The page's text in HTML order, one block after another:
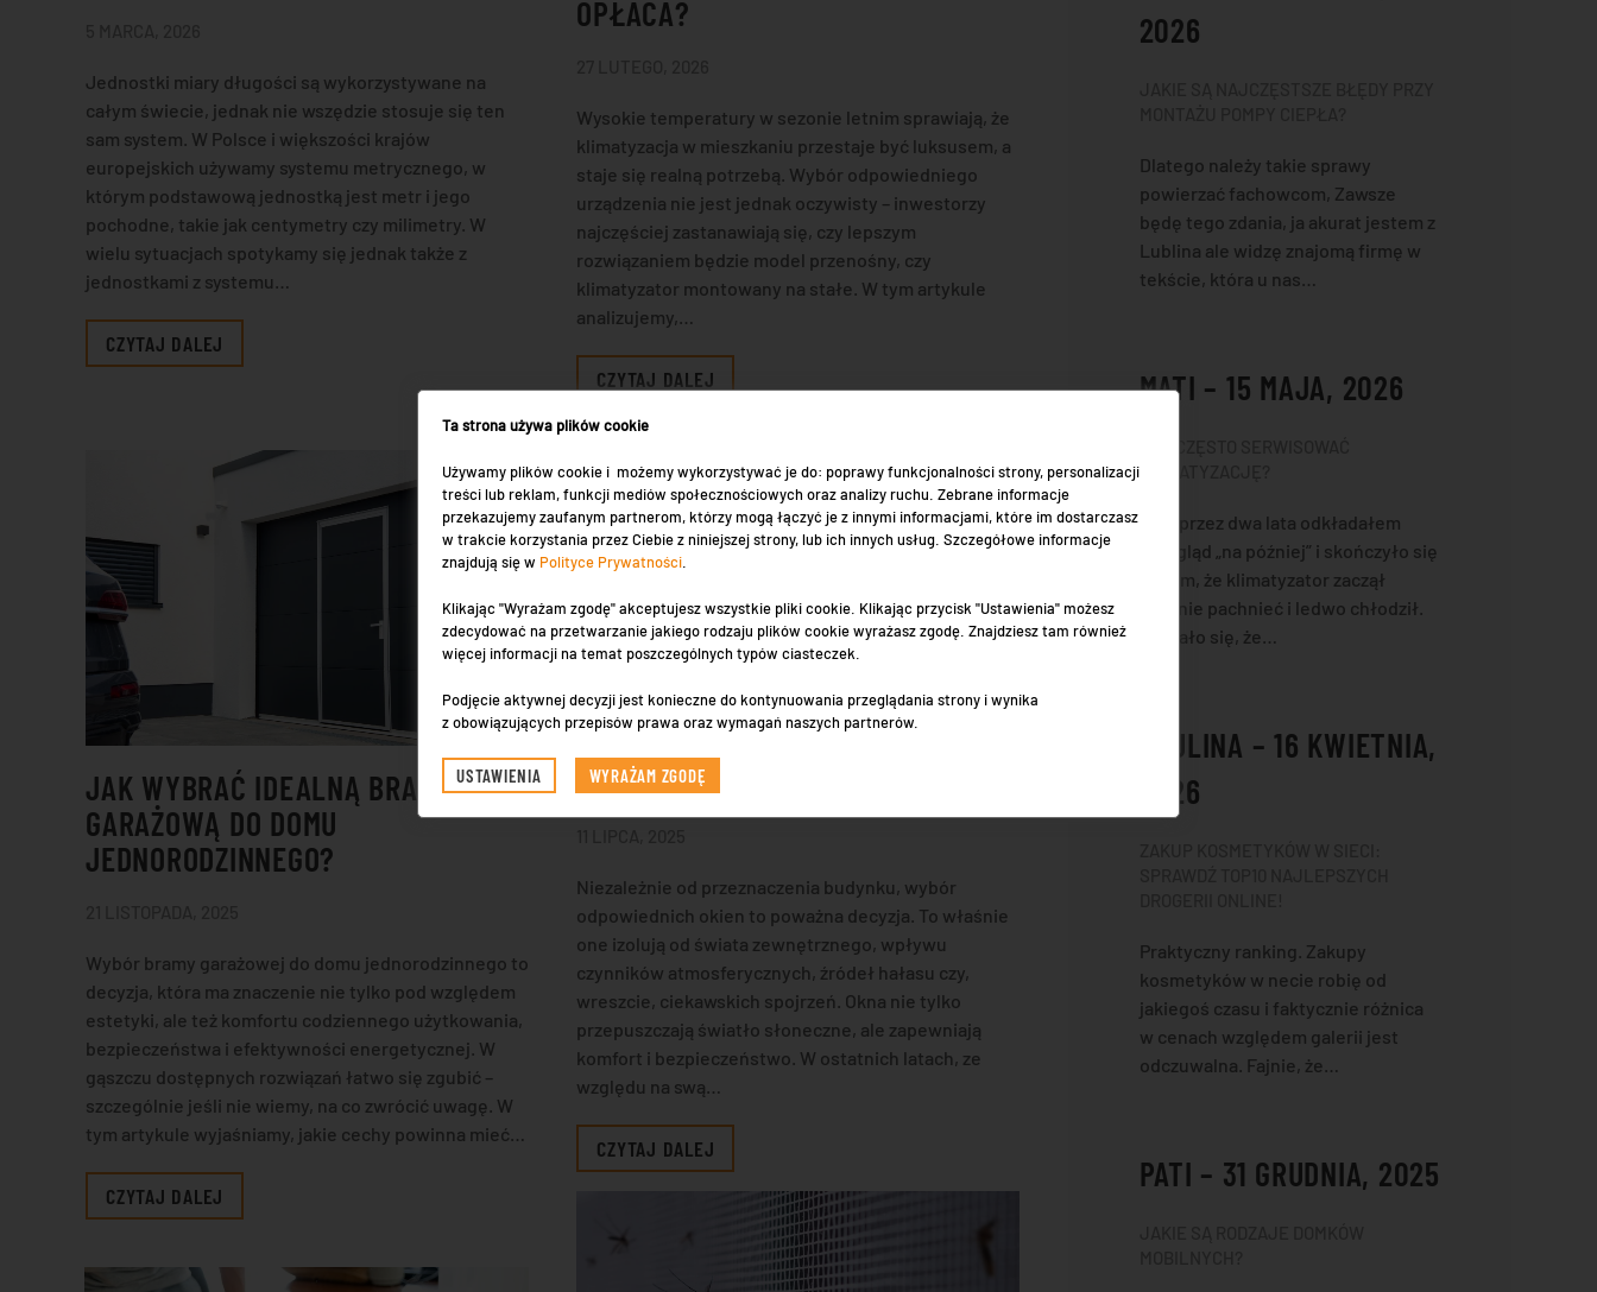
Jednostki miary długości są wykorzystywane na
całym świecie, jednak nie wszędzie stosuje się ten
sam system. W Polsce i większości krajów
europejskich używamy systemu metrycznego, w
którym podstawową jednostką jest metr i jego
pochodne, takie jak centymetry czy milimetry. W
wielu sytuacjach spotykamy się jednak także z
jednostkami z systemu…
CZYTAJ DALEJ
OPŁACA?
Wysokie temperatury w sezonie letnim sprawiają, że
klimatyzacja w mieszkaniu przestaje być luksusem, a
staje się realną potrzebą. Wybór odpowiedniego
urządzenia nie jest jednak oczywisty – inwestorzy
najczęściej zastanawiają się, czy lepszym
rozwiązaniem będzie model przenośny, czy
klimatyzator montowany na stałe. W tym artykule
analizujemy,…
CZYTAJ DALEJ
JAK WYBRAĆ IDEALNĄ BRAMĘ
GARAŻOWĄ DO DOMU
JEDNORODZINNEGO?
Wybór bramy garażowej do domu jednorodzinnego to
decyzja, która ma znaczenie nie tylko pod względem
estetyki, ale też komfortu codziennego użytkowania,
bezpieczeństwa i efektywności energetycznej. W
gąszczu dostępnych rozwiązań łatwo się zgubić –
szczególnie jeśli nie wiemy, na co zwrócić uwagę. W
tym artykule wyjaśniamy, jakie cechy powinna mieć…
CZYTAJ DALEJ
JAKIE OKNA PCV WYBRAĆ?
Niezależnie od przeznaczenia budynku, wybór
odpowiednich okien to poważna decyzja. To właśnie
one izolują od świata zewnętrznego, wpływu
czynników atmosferycznych, źródeł hałasu czy,
wreszcie, ciekawskich spojrzeń. Okna nie tylko
przepuszczają światło słoneczne, ale zapewniają
komfort i bezpieczeństwo. W ostatnich latach, ze
względu na swą…
CZYTAJ DALEJ
2026
Dlatego należy takie sprawy
powierzać fachowcom, Zawsze
będę tego zdania, ja akurat jestem z
Lublina ale widzę znajomą firmę w
tekście, która u nas…
MATI – 15 MAJA, 2026
KLIMATYZACJĘ?
Sam przez dwa lata odkładałem
przegląd „na później” i skończyło się
na tym, że klimatyzator zaczął
dziwnie pachnieć i ledwo chłodził.
Okazało się, że…
PAULINA – 16 KWIETNIA,
2026
Praktyczny ranking. Zakupy
kosmetyków w necie robię od
jakiegoś czasu i faktycznie różnica
w cenach względem galerii jest
odczuwalna. Fajnie, że…
PATI – 31 GRUDNIA, 2025
Ta strona używa plików cookie
Używamy plików cookie i możemy wykorzystywać je do: poprawy funkcjonalności strony, personalizacji
treści lub reklam, funkcji mediów społecznościowych oraz analizy ruchu. Zebrane informacje
przekazujemy zaufanym partnerom, którzy mogą łączyć je z innymi informacjami, które im dostarczasz
w trakcie korzystania przez Ciebie z niniejszej strony, lub ich innych usług. Szczegółowe informacje
znajdują się w Polityce Prywatności
Klikając "Wyrażam zgodę" akceptujesz wszystkie pliki cookie. Klikając przycisk "Ustawienia" możesz
zdecydować na przetwarzanie jakiego rodzaju plików cookie wyrażasz zgodę. Znajdziesz tam również
więcej informacji na temat poszczególnych typów ciasteczek.
Podjęcie aktywnej decyzji jest konieczne do kontynuowania przeglądania strony i wynika
z obowiązujących przepisów prawa oraz wymagań naszych partnerów.
USTAWIENIA WYRAŻAM ZGODĘ